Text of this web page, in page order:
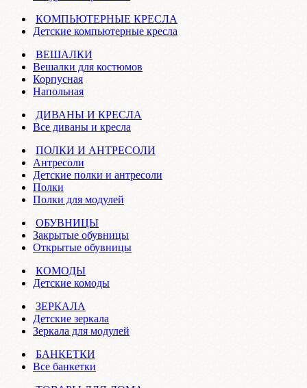
КОМПЬЮТЕРНЫЕ КРЕСЛА
Детские компьютерные кресла
ВЕШАЛКИ
Вешалки для костюмов
Корпусная
Напольная
ДИВАНЫ И КРЕСЛА
Все диваны и кресла
ПОЛКИ И АНТРЕСОЛИ
Антресоли
Детские полки и антресоли
Полки
Полки для модулей
ОБУВНИЦЫ
Закрытые обувницы
Открытые обувницы
КОМОДЫ
Детские комоды
ЗЕРКАЛА
Детские зеркала
Зеркала для модулей
БАНКЕТКИ
Все банкетки